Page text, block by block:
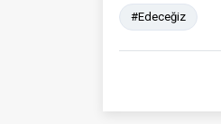
#Edeceğiz